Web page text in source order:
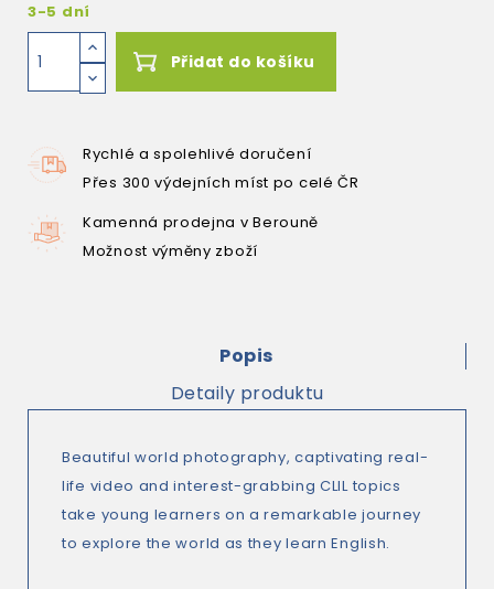
3-5 dní
Přidat do košíku
Rychlé a spolehlivé doručení
Přes 300 výdejních míst po celé ČR
Kamenná prodejna v Berouně
Možnost výměny zboží
Popis
Detaily produktu
Beautiful world photography, captivating real-
life video and interest-grabbing CLIL topics
take young learners on a remarkable journey
to explore the world as they learn English.